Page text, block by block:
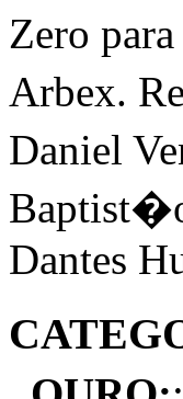
Zero
Arbex.
Daniel
Dantes